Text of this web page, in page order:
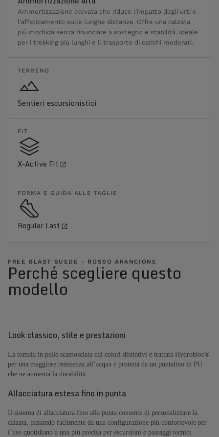
Ammortizzazione elevata che riduce l'impatto degli urti e
l'affaticamento sulle lunghe distanze. Offre una calzata
più morbida senza rinunciare a sostegno e stabilità. Ideale
per i trekking più lunghi e il trasporto di carichi moderati.
TERRENO
Sentieri escursionistici
FIT
X-Active Fit
FORMA E GUIDA ALLE TAGLIE
Regular Last
FREE BLAST SUEDE - ROSSO ARANCIONE
Perché scegliere questo
modello
Look classico, stile e prestazioni
La tomaia in pelle scamosciata dai colori distintivi è trattata Hydrobloc®
per una maggiore resistenza all’acqua e protetta da un puntalino in PU
che ne aumenta la durabilità.
Allacciatura estesa fino in punta
Il sistema di allacciatura fino alla punta consente di personalizzare la
calzata, passando facilmente da una configurazione più confortevole per
l’uso quotidiano a una più precisa per escursioni e passaggi tecnici.